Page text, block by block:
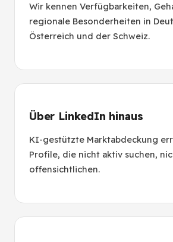
Wir kennen Verfügbarkeiten,
regionale Besonderheiten in
Österreich und der Schweiz.
Über LinkedIn hinaus
KI-gestützte Marktabdeckung
Profile, die nicht aktiv suchen,
offensichtlichen.